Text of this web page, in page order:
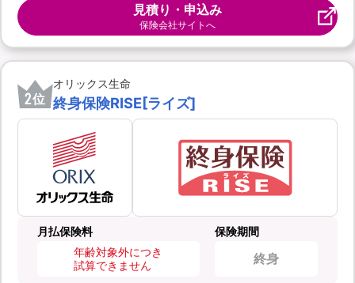
見積り・申込み
保険会社サイトへ
2位
オリックス生命
終身保険RISE[ライズ]
月払保険料
年齢対象外につき
試算できません
保険期間
終身